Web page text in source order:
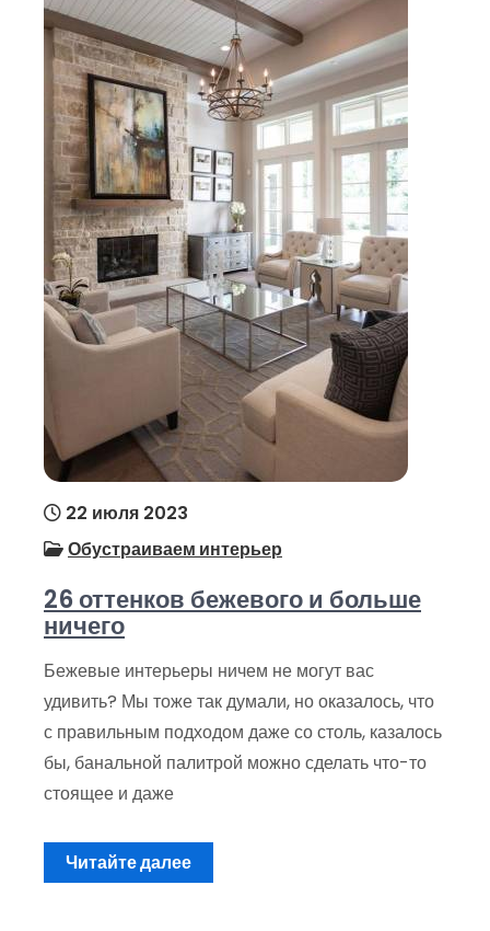
22 июля 2023
Обустраиваем интерьер
26 оттенков бежевого и больше
ничего
Бежевые интерьеры ничем не могут вас
удивить? Мы тоже так думали, но оказалось, что
с правильным подходом даже со столь, казалось
бы, банальной палитрой можно сделать что-то
стоящее и даже
Читайте далее